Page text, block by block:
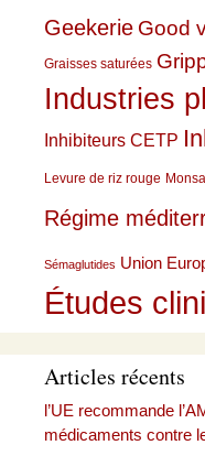
Geekerie Good
Graisses saturées
Industries
Inhibiteurs CETP
Levure de riz rouge
Régime
Sémaglutides Union
Études
Articles récents
l’UE recommande
médicaments contre